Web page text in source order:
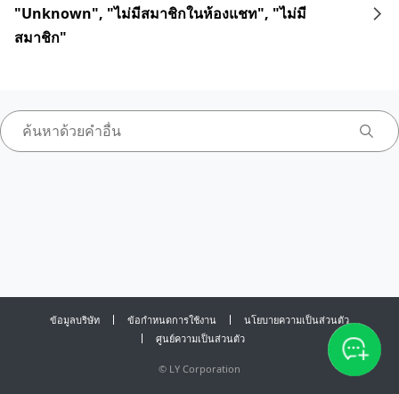
"Unknown", "ไม่มีสมาชิกในห้องแชท", "ไม่มี
สมาชิก"
ข้อมูลบริษัท ข้อกำหนดการใช้งาน
นโยบายความเป็นส่วนตัว
ศูนย์ความเป็นส่วนตัว
© LY Corporation